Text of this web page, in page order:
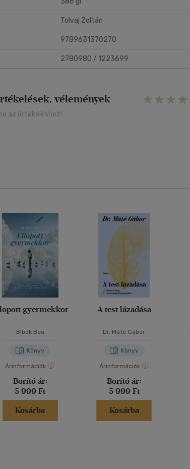
Tolvaj Zoltán
9789631370270
2780980 / 1223699
vélemények
az értékeléshez!
gyermekkor
Bibók Bea
Könyv
Árinformációk
Borító ár:
5 999 Ft
Kosárba
A test lázadása
Dr. Máté Gábor
Könyv
Árinformációk
Borító ár:
5 999 Ft
Kosárba